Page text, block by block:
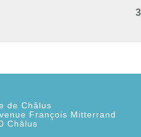
de Châlus
François Mitterrand
Châlus